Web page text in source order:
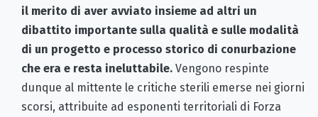
il merito di aver avviato insieme ad altri un
dibattito importante sulla qualità e sulle modalità
di un progetto e processo storico di conurbazione
che era e resta ineluttabile. Vengono respinte
dunque al mittente le critiche sterili emerse nei giorni
scorsi, attribuite ad esponenti territoriali di Forza